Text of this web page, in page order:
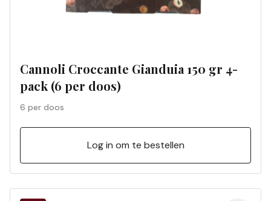
Cannoli Croccante Gianduia 150 gr 4-
pack (6 per doos)
6 per doos
Log in om te bestellen